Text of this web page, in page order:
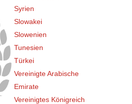
Syrien
Slowakei
Slowenien
Tunesien
Türkei
Vereinigte Arabische
Emirate
Vereinigtes Königreich